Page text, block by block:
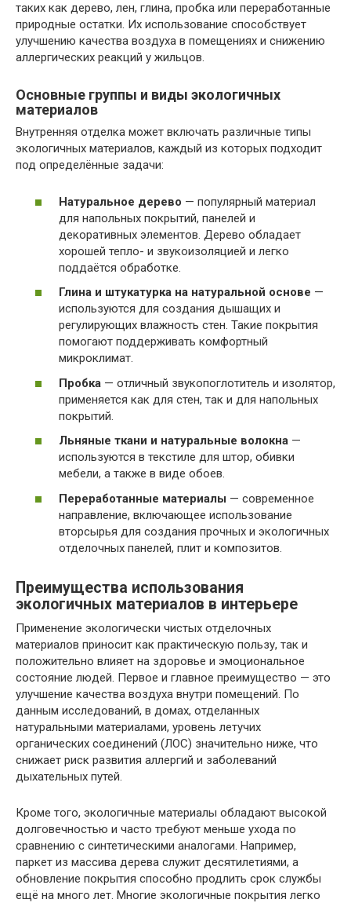
таких как дерево, лен, глина, пробка или переработанные
природные остатки. Их использование способствует
улучшению качества воздуха в помещениях и снижению
аллергических реакций у жильцов.
Основные группы и виды экологичных
материалов
Внутренняя отделка может включать различные типы
экологичных материалов, каждый из которых подходит
под определённые задачи:
Натуральное дерево — популярный материал
для напольных покрытий, панелей и
декоративных элементов. Дерево обладает
хорошей тепло- и звукоизоляцией и легко
поддаётся обработке.
Глина и штукатурка на натуральной основе —
используются для создания дышащих и
регулирующих влажность стен. Такие покрытия
помогают поддерживать комфортный
микроклимат.
Пробка — отличный звукопоглотитель и изолятор,
применяется как для стен, так и для напольных
покрытий.
Льняные ткани и натуральные волокна —
используются в текстиле для штор, обивки
мебели, а также в виде обоев.
Переработанные материалы — современное
направление, включающее использование
вторсырья для создания прочных и экологичных
отделочных панелей, плит и композитов.
Преимущества использования
экологичных материалов в интерьере
Применение экологически чистых отделочных
материалов приносит как практическую пользу, так и
положительно влияет на здоровье и эмоциональное
состояние людей. Первое и главное преимущество — это
улучшение качества воздуха внутри помещений. По
данным исследований, в домах, отделанных
натуральными материалами, уровень летучих
органических соединений (ЛОС) значительно ниже, что
снижает риск развития аллергий и заболеваний
дыхательных путей.
Кроме того, экологичные материалы обладают высокой
долговечностью и часто требуют меньше ухода по
сравнению с синтетическими аналогами. Например,
паркет из массива дерева служит десятилетиями, а
обновление покрытия способно продлить срок службы
ещё на много лет. Многие экологичные покрытия легко